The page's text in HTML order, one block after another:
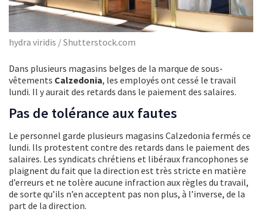
hydra viridis / Shutterstock.com
Dans plusieurs magasins belges de la marque de sous-
vêtements Calzedonia, les employés ont cessé le travail
lundi. Il y aurait des retards dans le paiement des salaires.
Pas de tolérance aux fautes
Le personnel garde plusieurs magasins Calzedonia fermés ce
lundi. Ils protestent contre des retards dans le paiement des
salaires. Les syndicats chrétiens et libéraux francophones se
plaignent du fait que la direction est très stricte en matière
d’erreurs et ne tolère aucune infraction aux règles du travail,
de sorte qu’ils n’en acceptent pas non plus, à l’inverse, de la
part de la direction.